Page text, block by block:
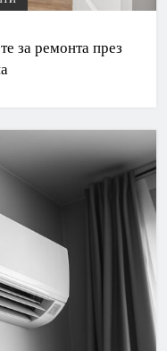
за ремонта през